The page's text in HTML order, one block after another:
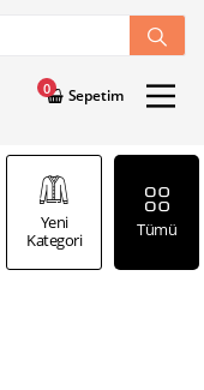
Sepetim
0
Yeni
Kategori
Şal
Tümü